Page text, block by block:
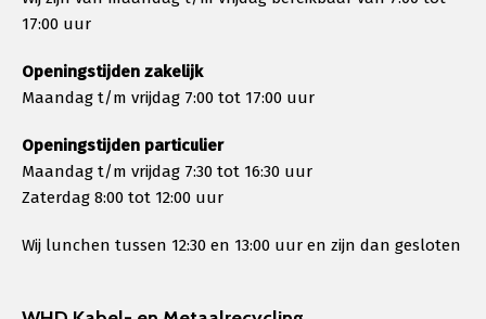
17:00 uur
Openingstijden zakelijk
Maandag t/m vrijdag 7:00 tot 17:00 uur
Openingstijden particulier
Maandag t/m vrijdag 7:30 tot 16:30 uur
Zaterdag 8:00 tot 12:00 uur
Wij lunchen tussen 12:30 en 13:00 uur en zijn dan gesloten